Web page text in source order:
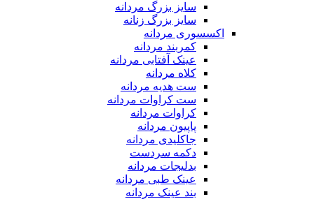
سایز بزرگ مردانه
سایز بزرگ زنانه
اکسسوری مردانه
کمربند مردانه
عینک آفتابی مردانه
کلاه مردانه
ست هدیه مردانه
ست کراوات مردانه
کراوات مردانه
پاپیون مردانه
جاکلیدی مردانه
دکمه سردست
بدلیجات مردانه
عینک طبی مردانه
بند عینک مردانه